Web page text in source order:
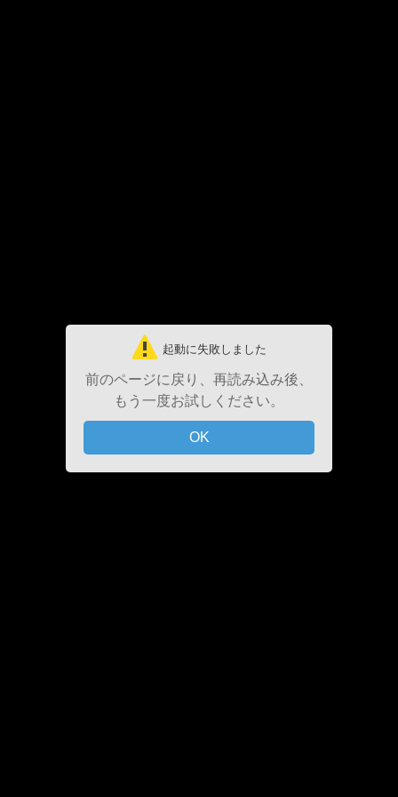
起動に失敗しました
前のページに戻り、再読み込み後、
もう一度お試しください。
OK